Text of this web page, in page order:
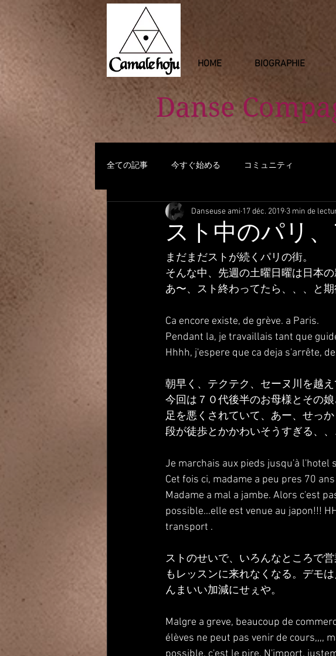
HOME BIOGRAPHIE
Danse
全ての記事 今すぐ始める コミュニティ
スト中のパリ
Danseuse ami 17 déc. 2019 3 min de
まだまだストが続くパリの街。
そんな中、先週の土曜日曜は日本の
あ〜、スト終わってたら、、、と
Ca encore existe, de grève. a Paris.
Pendant la, je travaillais tant que
Hhhh, j'espere que ca deja s'arrête,
朝早く、テクテク、セーヌ川を越
今回は７０代後半のお母様とその娘
足を悪くされていて、あー、せっ
段が徒歩とかかわいそうすぎる、
Je marchais aux pieds jusqu'à l'hotel
Cet fois ci, madame a peu pres 70
Madame a mal a jambe. Alors c'est
possible...elle est venue au japon!!!
transport .
ストのせいで、いろんなところで
もレッスンに来れなくなる。デモ
んまいい加減にせぇや。
Malgre a greve, beaucoup de
élèves ne peut pas venir de cours,,,,